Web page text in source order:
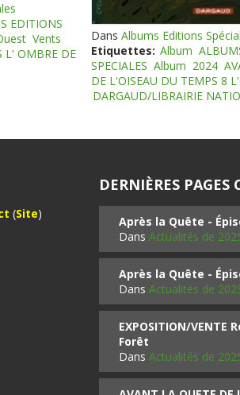
EDITIONS
Vents
L' OMBRE DE
Dans Albums Editions
Etiquettes: Album
SPECIALES Album 2024
DE L'OISEAU DU TEMPS 8
DARGAUD/LIBRAIRIE
(Site)
DERNIÈRES PAGES
Après la Quête -
Dans Actualités de
Après la Quête -
Dans Actualités de
EXPOSITION/
Forêt
Dans Actualités de